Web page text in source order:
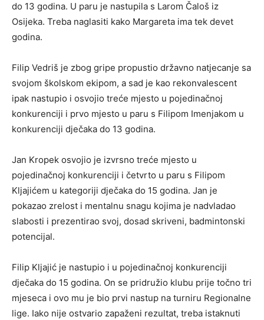
do 13 godina. U paru je nastupila s Larom Čaloš iz
Osijeka. Treba naglasiti kako Margareta ima tek devet
godina.
Filip Vedriš je zbog gripe propustio državno natjecanje sa
svojom školskom ekipom, a sad je kao rekonvalescent
ipak nastupio i osvojio treće mjesto u pojedinačnoj
konkurenciji i prvo mjesto u paru s Filipom Imenjakom u
konkurenciji dječaka do 13 godina.
Jan Kropek osvojio je izvrsno treće mjesto u
pojedinačnoj konkurenciji i četvrto u paru s Filipom
Kljajićem u kategoriji dječaka do 15 godina. Jan je
pokazao zrelost i mentalnu snagu kojima je nadvladao
slabosti i prezentirao svoj, dosad skriveni, badmintonski
potencijal.
Filip Kljajić je nastupio i u pojedinačnoj konkurenciji
dječaka do 15 godina. On se pridružio klubu prije točno tri
mjeseca i ovo mu je bio prvi nastup na turniru Regionalne
lige. Iako nije ostvario zapaženi rezultat, treba istaknuti